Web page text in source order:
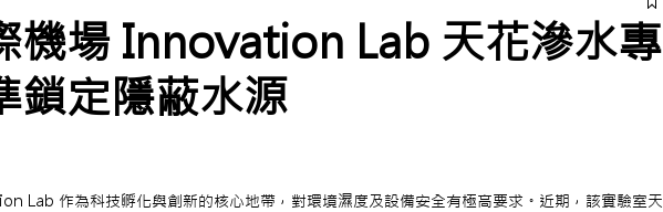
機場 Innovation Lab 天花滲水專
鎖定隱蔽水源
Lab 作為科技孵化與創新的核心地帶，對環境濕度及設備安全有極高要求。近期，該實驗室天